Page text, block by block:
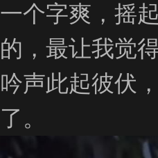
一个字爽，摇
的，最让我觉
吟声此起彼伏
了。